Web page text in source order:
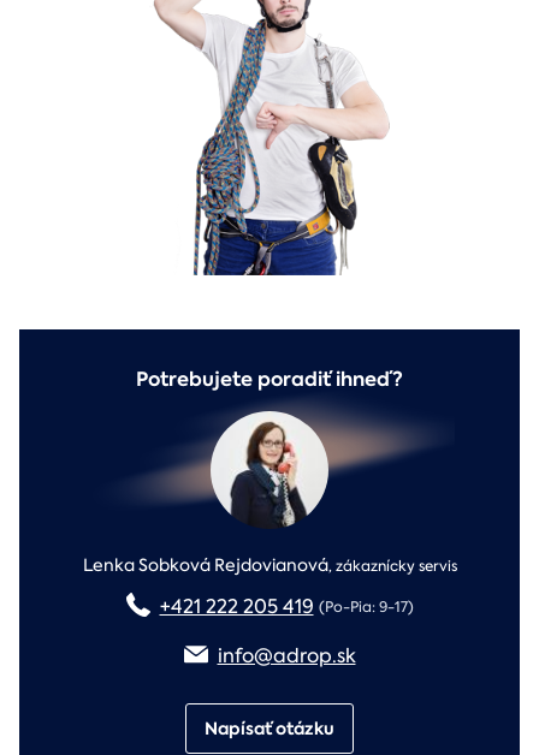
Potrebujete poradiť ihneď?
Lenka Sobková Rejdovianová,zákaznícky servis
+421 222 205 419 (Po-Pia: 9-17)
info@adrop.sk
Napísať otázku